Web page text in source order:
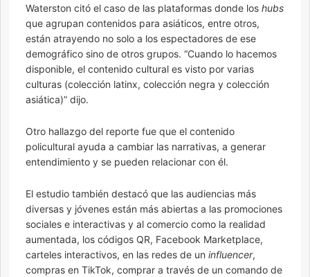
Waterston citó el caso de las plataformas donde los hubs
que agrupan contenidos para asiáticos, entre otros,
están atrayendo no solo a los espectadores de ese
demográfico sino de otros grupos. “Cuando lo hacemos
disponible, el contenido cultural es visto por varias
culturas (colección latinx, colección negra y colección
asiática)” dijo.
Otro hallazgo del reporte fue que el contenido
policultural ayuda a cambiar las narrativas, a generar
entendimiento y se pueden relacionar con él.
El estudio también destacó que las audiencias más
diversas y jóvenes están más abiertas a las promociones
sociales e interactivas y al comercio como la realidad
aumentada, los códigos QR, Facebook Marketplace,
carteles interactivos, en las redes de un influencer,
compras en TikTok, comprar a través de un comando de